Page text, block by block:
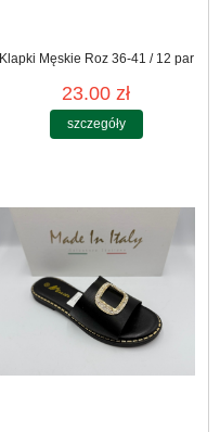
Klapki Męskie Roz 36-41 / 12 par
23.00 zł
szczegóły